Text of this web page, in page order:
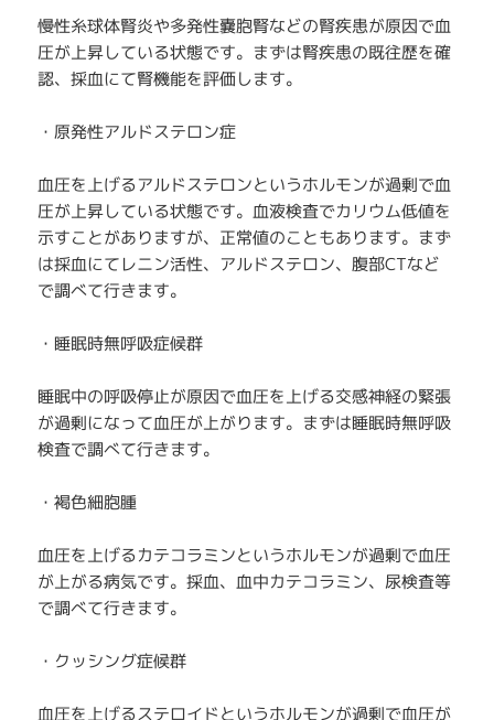
慢性糸球体腎炎や多発性嚢胞腎などの腎疾患が原因で血
圧が上昇している状態です。まずは腎疾患の既往歴を確
認、採血にて腎機能を評価します。
・原発性アルドステロン症
血圧を上げるアルドステロンというホルモンが過剰で血
圧が上昇している状態です。血液検査でカリウム低値を
示すことがありますが、正常値のこともあります。まず
は採血にてレニン活性、アルドステロン、腹部CTなど
で調べて行きます。
・睡眠時無呼吸症候群
睡眠中の呼吸停止が原因で血圧を上げる交感神経の緊張
が過剰になって血圧が上がります。まずは睡眠時無呼吸
検査で調べて行きます。
・褐色細胞腫
血圧を上げるカテコラミンというホルモンが過剰で血圧
が上がる病気です。採血、血中カテコラミン、尿検査等
で調べて行きます。
・クッシング症候群
血圧を上げるステロイドというホルモンが過剰で血圧が